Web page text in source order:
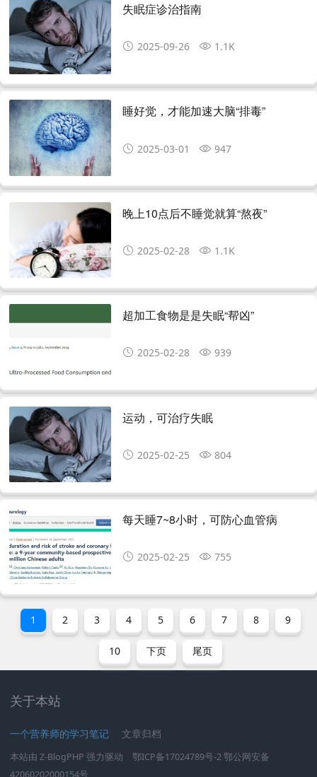
失眠症诊治指南
2025-09-26 1.1K
睡好觉，才能加速大脑“排毒”
2025-03-01 947
晚上10点后不睡觉就算“熬夜”
2025-02-28 1.1K
超加工食物是是失眠“帮凶”
2025-02-28 939
运动，可治疗失眠
2025-02-25 804
每天睡7~8小时，可防心血管病
2025-02-25 755
1 2 3 4 5 6 7 8 9
10 下页 尾页
关于本站
一个营养师的学习笔记 文章归档
本站由 Z-BlogPHP 强力驱动 鄂ICP备17024789号-2 鄂公网安备
42060202000154号